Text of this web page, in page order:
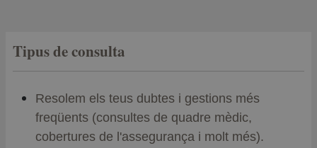
Tipus de consulta
Resolem els teus dubtes i gestions més
freqüents (consultes de quadre mèdic,
cobertures de l'assegurança i molt més).